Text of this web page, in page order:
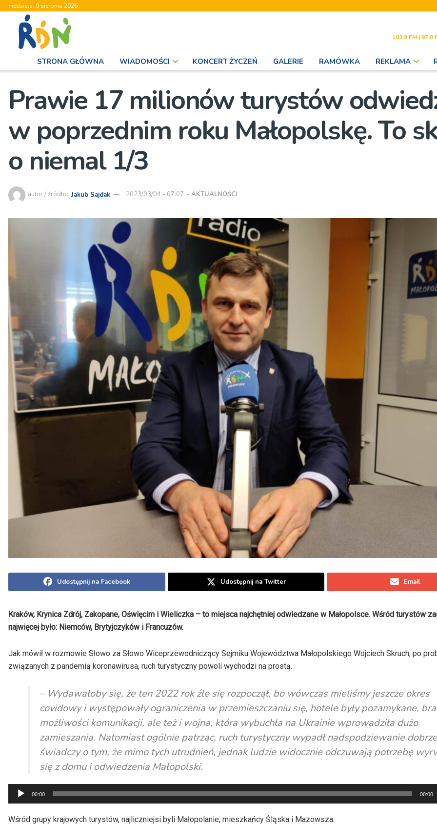
niedziela, 9 sierpnia 2026
103,6 FM | 97,0
STRONA GŁÓWNA WIADOMOŚCI KONCERT ŻYCZEŃ GALERIE RAMÓWKA REKLAMA
Prawie 17 milionów turystów
w poprzednim roku Małopolskę. To
o niemal 1/3
autor / źródło: Jakub Sajdak 2023/03/04 - 07:07 - AKTUALNOŚCI
Udostępnij na Facebook Udostępnij na Twitter Email
Kraków, Krynica Zdrój, Zakopane, Oświęcim i Wieliczka – to miejsca najchętniej odwiedzane w Małopolsce. Wśród turystów
najwięcej było: Niemców, Brytyjczyków i Francuzów.
Jak mówił w rozmowie Słowo za Słowo Wiceprzewodniczący Sejmiku Województwa Małopolskiego Wojciech Skruch, po
związanych z pandemią koronawirusa, ruch turystyczny powoli wychodzi na prostą.
– Wydawałoby się, że ten 2022 rok źle się rozpoczął, bo wówczas mieliśmy jeszcze okres
covidowy i występowały ograniczenia w przemieszczaniu się, hotele były pozamykane,
możliwości komunikacji, ale też i wojna, która wybuchła na Ukrainie wprowadziła dużo
zamieszania. Natomiast ogólnie patrząc, ruch turystyczny wypadł nadspodziewanie
świadczy o tym, że mimo tych utrudnień, jednak ludzie widocznie odczuwają potrzebę
się z domu i odwiedzenia Małopolski.
Odtwarzacz
plików
dźwiękowych
00:00 00:00
Wśród grupy krajowych turystów, najliczniejsi byli Małopolanie, mieszkańcy Śląska i Mazowsza.